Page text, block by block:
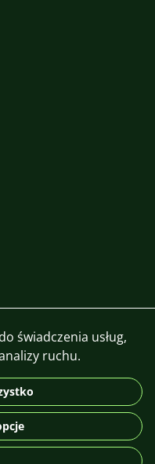
DE
© 2026 For Aquarist
świadczenia usług,
ruchu.